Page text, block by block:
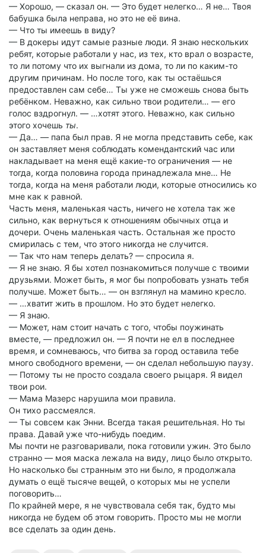
— Хорошо, — сказал он. — Это будет нелегко… Я не… Твоя
бабушка была неправа, но это не её вина.
— Что ты имеешь в виду?
— В докеры идут самые разные люди. Я знаю нескольких
ребят, которые работали у нас, из тех, кто врал о возрасте,
то ли потому что их выгнали из дома, то ли по каким-то
другим причинам. Но после того, как ты остаёшься
предоставлен сам себе… Ты уже не сможешь снова быть
ребёнком. Неважно, как сильно твои родители… — его
голос вздрогнул. — …хотят этого. Неважно, как сильно
этого хочешь ты.
— Да… — папа был прав. Я не могла представить себе, как
он заставляет меня соблюдать комендантский час или
накладывает на меня ещё какие-то ограничения — не
тогда, когда половина города принадлежала мне… Не
тогда, когда на меня работали люди, которые относились ко
мне как к равной.
Часть меня, маленькая часть, ничего не хотела так же
сильно, как вернуться к отношениям обычных отца и
дочери. Очень маленькая часть. Остальная же просто
смирилась с тем, что этого никогда не случится.
— Так что нам теперь делать? — спросила я.
— Я не знаю. Я бы хотел познакомиться получше с твоими
друзьями. Может быть, я мог бы попробовать узнать тебя
получше. Может быть… — он взглянул на мамино кресло.
— …хватит жить в прошлом. Но это будет нелегко.
— Я знаю.
— Может, нам стоит начать с того, чтобы поужинать
вместе, — предложил он. — Я почти не ел в последнее
время, и сомневаюсь, что битва за город оставила тебе
много свободного времени, — он сделал небольшую паузу.
— Потому ты не просто создала своего рыцаря. Я видел
твои рои.
— Мама Мазерс нарушила мои правила.
Он тихо рассмеялся.
— Ты совсем как Энни. Всегда такая решительная. Но ты
права. Давай уже что-нибудь поедим.
Мы почти не разговаривали, пока готовили ужин. Это было
странно — моя маска лежала на виду, лицо было открыто.
Но насколько бы странным это ни было, я продолжала
думать о ещё тысяче вещей, о которых мы не успели
поговорить…
По крайней мере, я не чувствовала себя так, будто мы
никогда не будем об этом говорить. Просто мы не могли
все сделать за один день.